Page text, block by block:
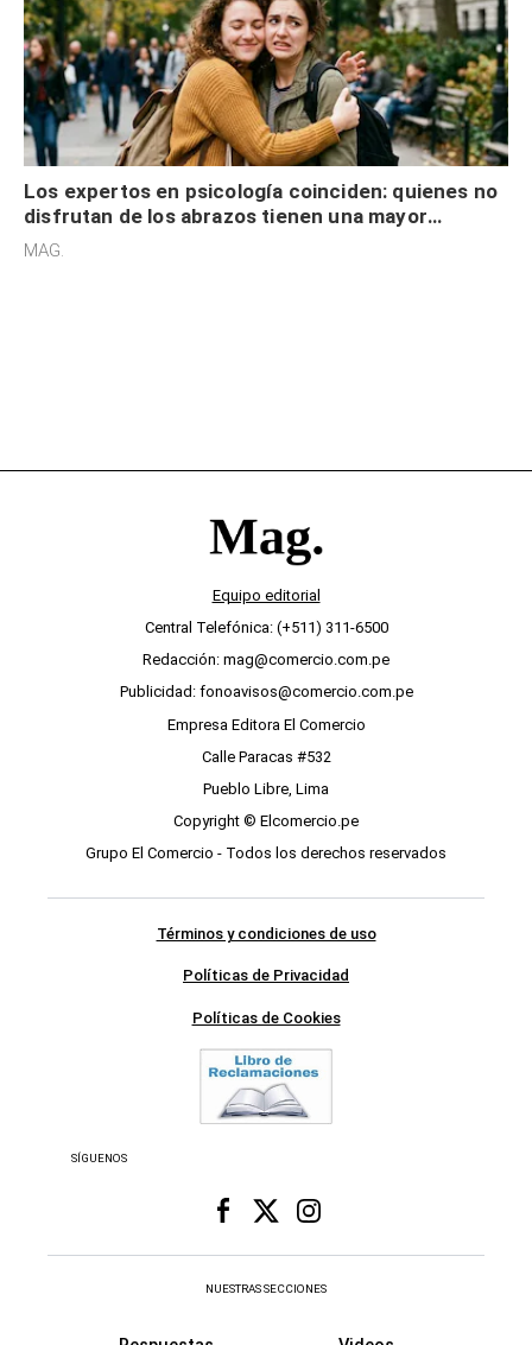
Los expertos en psicología coinciden: quienes no
disfrutan de los abrazos tienen una mayor
sensibilidad a los estímulos físicos y no es por
MAG.
Equipo editorial
Central Telefónica: (+511) 311-6500
Redacción: mag@comercio.com.pe
Publicidad: fonoavisos@comercio.com.pe
Empresa Editora El Comercio
Calle Paracas #532
Pueblo Libre, Lima
Copyright © Elcomercio.pe
Grupo El Comercio - Todos los derechos reservados
Términos y condiciones de uso
Políticas de Privacidad
Políticas de Cookies
SÍGUENOS
NUESTRAS SECCIONES